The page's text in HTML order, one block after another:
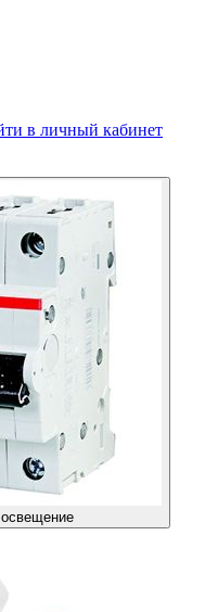
в личный кабинет